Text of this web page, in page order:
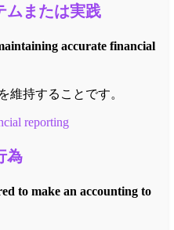
ムまたは実践
accurate financial
維持することです。
reporting
為
to make an accounting to